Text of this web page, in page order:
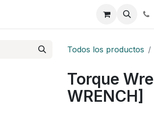
Planilla
Todos los productos
Torque
WRENCH]